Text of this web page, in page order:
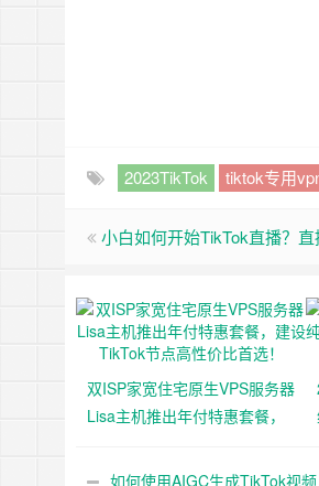
2023TikTok tiktok专用
小白如何开始TikTok直播？
双ISP家宽住宅原生VPS服务器
Lisa主机推出年付特惠套餐，
选！如何使用AIGC生成TikTok视